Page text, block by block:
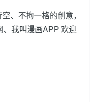
、不拘一格的创意，
我叫漫画APP 欢迎